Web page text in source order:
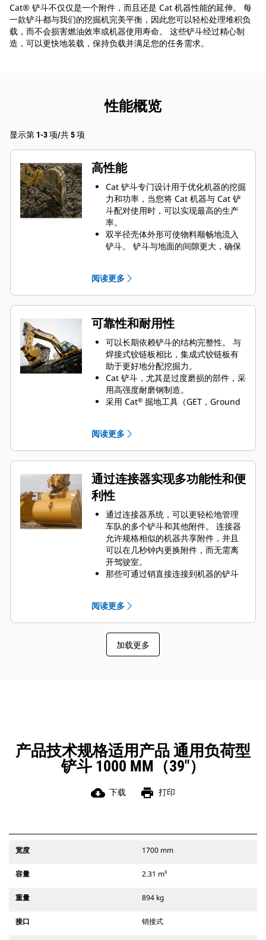
Cat® 铲斗不仅仅是一个附件，而且还是 Cat 机器性能的延伸。 每
一款铲斗都与我们的挖掘机完美平衡，因此您可以轻松处理堆积负
载，而不会损害燃油效率或机器使用寿命。 这些铲斗经过精心制
造，可以更快地装载，保持负载并满足您的任务需求。
性能概览
显示第 1-3 项/共 5 项
高性能
Cat 铲斗专门设计用于优化机器的挖掘
力和功率，当您将 Cat 机器与 Cat 铲
斗配对使用时，可以实现最高的生产
率。
双半径壳体外形可使物料顺畅地流入
铲斗。 铲斗与地面的间隙更大，确保
油耗在挖掘过程中达到峰值。 Cat 铲
斗可以快速铲挖物料，提高了机器的
整体工作效率。
可在更短的时间内装载更多的物料。
对于每次装载，铲斗形状和侧挡板都
可将大部分物料保留在铲斗内。
阅读更多
可靠性和耐用性
可以长期依赖铲斗的结构完整性。 与
焊接式铰链板相比，集成式铰链板有
助于更好地分配挖掘力。
Cat 铲斗，尤其是过度磨损的部件，采
用高强度耐磨钢制造。
采用 Cat® 掘地工具（GET，Ground
铲刀有助于保护铲斗中最常接触和穿
过物料的部件。
通过为您的铲斗和应用组合选择正确
的 GET 来降低维护成本。
铲斗齿尖提供多种选择，确保适合您
的具体应用。 无论您需要获得平整的
挖掘底面还是挖掘坚硬、磨蚀性的物
料，总会有一款齿尖解决方案适合
您。
阅读更多
通过连接器实现多功能性和便
利性
通过连接器系统，可以更轻松地管理
车队的多个铲斗和其他附件。 连接器
允许规格相似的机器共享附件，并且
可以在几秒钟内更换附件，而无需离
开驾驶室。
那些可通过销直接连接到机器的铲斗
性能铲斗配有一个可优化挖掘力的凹
进销，当与 Cat 抓销式快速连接器配
套使用时，可为铲斗提供更快的循环
时间。
此外，Cat 抓销式快速连接器还允许操
带式挖掘机和所有轮式挖掘机兼容。
此外，还提供挖沟宽度连接器。
与 CW 专用连接器系统兼容的附件采
用固定式快速连接器铰接件。 CW 专
用连接器采用楔式锁定系统，确保始
终稳固地连接附件。
阅读更多
加载更多
产品技术规格适用产品 通用负荷型
铲斗 1000 MM（39"）
cloud_download 下载 print 打印
宽度 1700 mm
容量 2.31 m³
重量 894 kg
接口 销接式